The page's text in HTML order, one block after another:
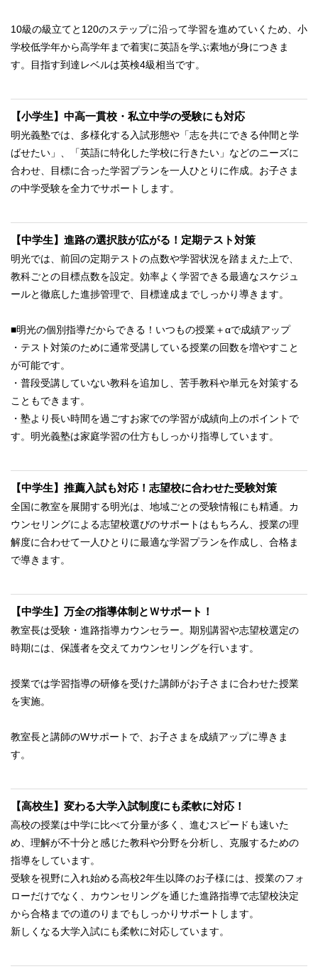
10級の級立てと120のステップに沿って学習を進めていくため、小
学校低学年から高学年まで着実に英語を学ぶ素地が身につきま
す。目指す到達レベルは英検4級相当です。
【小学生】中高一貫校・私立中学の受験にも対応
明光義塾では、多様化する入試形態や「志を共にできる仲間と学
ばせたい」、「英語に特化した学校に行きたい」などのニーズに
合わせ、目標に合った学習プランを一人ひとりに作成。お子さま
の中学受験を全力でサポートします。
【中学生】進路の選択肢が広がる！定期テスト対策
明光では、前回の定期テストの点数や学習状況を踏まえた上で、
教科ごとの目標点数を設定。効率よく学習できる最適なスケジュ
ールと徹底した進捗管理で、目標達成までしっかり導きます。
■明光の個別指導だからできる！いつもの授業＋αで成績アップ
・テスト対策のために通常受講している授業の回数を増やすこと
が可能です。
・普段受講していない教科を追加し、苦手教科や単元を対策する
こともできます。
・塾より長い時間を過ごすお家での学習が成績向上のポイントで
す。明光義塾は家庭学習の仕方もしっかり指導しています。
【中学生】推薦入試も対応！志望校に合わせた受験対策
全国に教室を展開する明光は、地域ごとの受験情報にも精通。カ
ウンセリングによる志望校選びのサポートはもちろん、授業の理
解度に合わせて一人ひとりに最適な学習プランを作成し、合格ま
で導きます。
【中学生】万全の指導体制とＷサポート！
教室長は受験・進路指導カウンセラー。期別講習や志望校選定の
時期には、保護者を交えてカウンセリングを行います。
授業では学習指導の研修を受けた講師がお子さまに合わせた授業
を実施。
教室長と講師のWサポートで、お子さまを成績アップに導きま
す。
【高校生】変わる大学入試制度にも柔軟に対応！
高校の授業は中学に比べて分量が多く、進むスピードも速いた
め、理解が不十分と感じた教科や分野を分析し、克服するための
指導をしています。
受験を視野に入れ始める高校2年生以降のお子様には、授業のフォ
ローだけでなく、カウンセリングを通じた進路指導で志望校決定
から合格までの道のりまでもしっかりサポートします。
新しくなる大学入試にも柔軟に対応しています。